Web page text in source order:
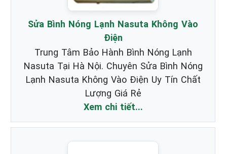
Sửa Bình Nóng Lạnh Nasuta Không Vào
Điện
Trung Tâm Bảo Hành Bình Nóng Lạnh
Nasuta Tại Hà Nội. Chuyên Sửa Bình Nóng
Lạnh Nasuta Không Vào Điện Uy Tín Chất
Lượng Giá Rẻ
Xem chi tiết...